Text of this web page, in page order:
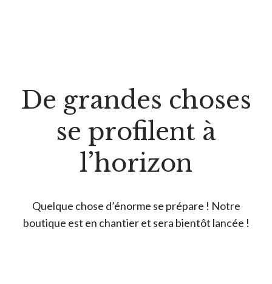
De grandes choses
se profilent à
l’horizon
Quelque chose d’énorme se prépare ! Notre
boutique est en chantier et sera bientôt lancée !